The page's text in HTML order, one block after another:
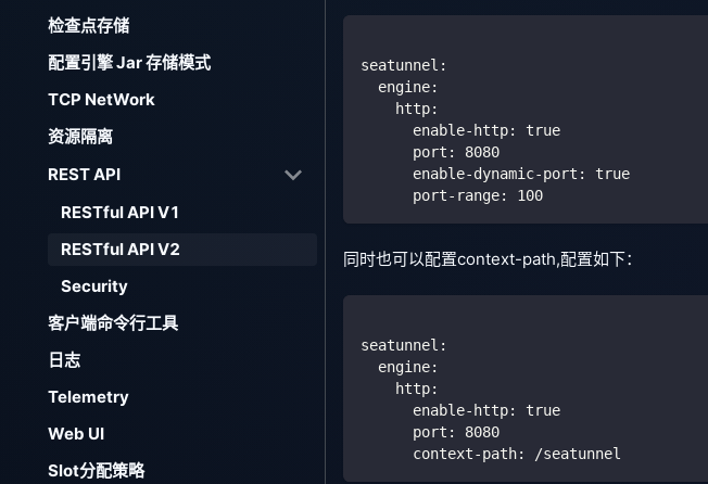
检查点存储
配置引擎 Jar 存储模式
TCP NetWork
资源隔离
REST API
RESTful API V1
RESTful API V2
Security
客户端命令行工具
日志
Telemetry
Web UI
Slot分配策略
seatunnel :
engine:
http:
enable-http:
true
port :
8080
enable-dynamic-port :
true
port-range: 100
同时也可以配置context-path,配置如下：
seatunnel :
engine:
http:
enable-http:
true
port :
8080
context-path: /seatunnel